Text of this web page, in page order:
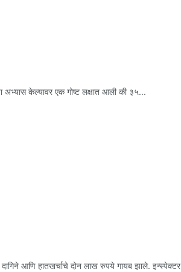
अभ्यास केल्यावर एक गोष्ट लक्षात आली की ३५...
दागिने आणि हातखर्चाचे दोन लाख रुपये गायब झाले. इन्स्पेक्टर